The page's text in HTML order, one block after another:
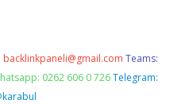
backlinkpaneli@gmail.com Teams:
0262 606 0 726 Telegram: